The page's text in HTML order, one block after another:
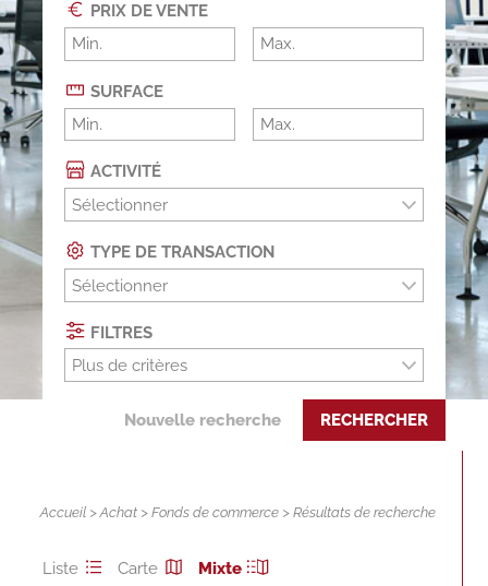
PRIX DE VENTE
SURFACE
ACTIVITÉ
Sélectionner
TYPE DE TRANSACTION
Sélectionner
FILTRES
Plus de critères
Nouvelle recherche RECHERCHER
Accueil >Achat >Fonds de commerce > Résultats de recherche
Liste Carte
Mixte